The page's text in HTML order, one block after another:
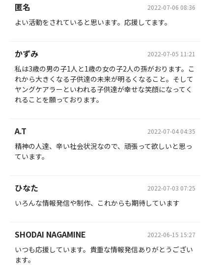
匿名 2022-07-06 08:36
よい活動をされていると思います。応援してます。
かずみ 2022-07-05 11:21
私は3歳の男の子1人と1歳の女の子2人の孫がおります。こ
れから大きくなる子供達の未来が明るくなること。そして
ヤングケアラーといわれる子供達が幸せな笑顔になってく
れることを願っております。
A.T 2022-07-04 04:35
精神の人達、辛い社会状況なので、頑張って欲しいと思っ
ています。
ひなた 2022-07-03 07:25
いろんな情報発信や制作、これからも期待しています
SHODAI NAGAMINE 2022-06-15 15:27
いつも応援しています。貴重な情報発信ありがとうござい
ます。